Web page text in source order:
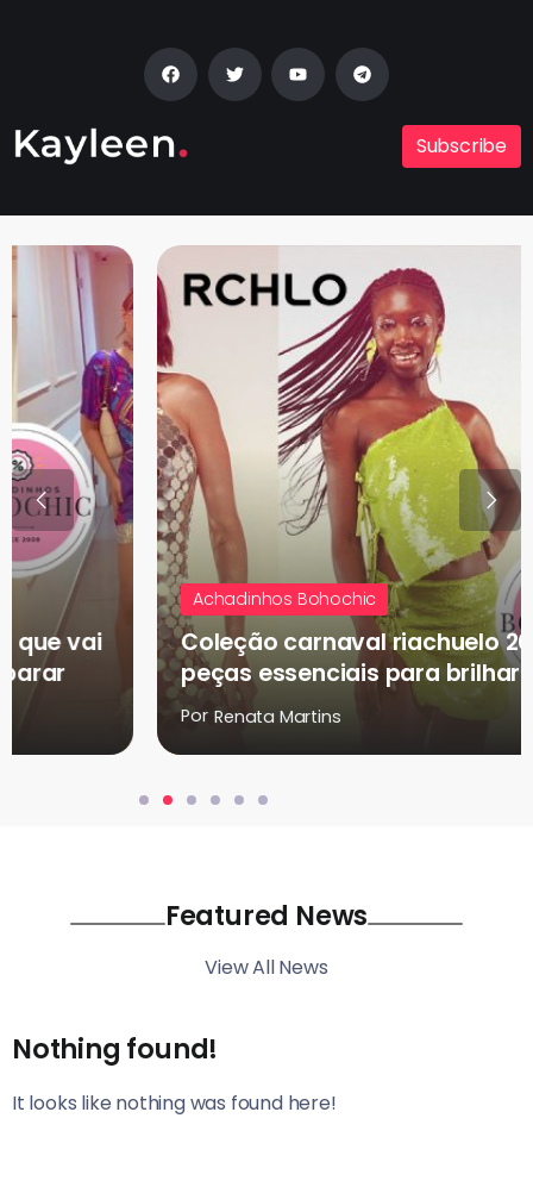
Subscribe
Achadinhos Bohochic
Coleção carnaval riachuelo 2026: as 10
peças essenciais para brilhar na folia
Renata Martins
Featured News
View All News
Nothing found!
It looks like nothing was found here!